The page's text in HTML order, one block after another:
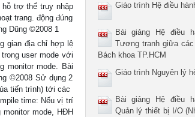
hỗ trợ thể truy nhập
trang. động đúng
Dũng ©2008 1
gian địa chỉ hợp lệ
user mode với
monitor mode. Bài
©2008 Sử dụng 2
tiến trình) tới các 
time: Nếu vị trí
mode, HĐH
Giáo trình Hệ điều
Bài giảng Hệ điều
Tương tranh giữa
Bách khoa TP.HCM
Giáo trình Nguyên lý
Bài giảng Hệ điều
Quản lý thiết bị I/O